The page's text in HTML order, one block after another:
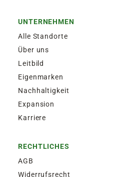
UNTERNEHMEN
Alle Standorte
Über uns
Leitbild
Eigenmarken
Nachhaltigkeit
Expansion
Karriere
RECHTLICHES
AGB
Widerrufsrecht